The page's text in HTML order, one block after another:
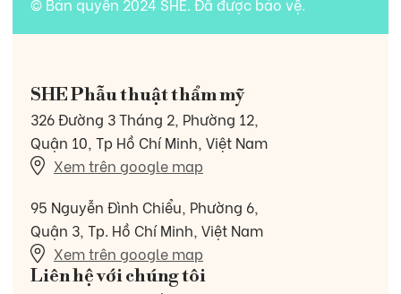
© Bản quyền 2024 SHE. Đã được bảo vệ.
SHE Phẫu thuật thẩm mỹ
326 Đường 3 Tháng 2, Phường 12,
Quận 10, Tp Hồ Chí Minh, Việt Nam
Xem trên google map
95 Nguyễn Đình Chiểu, Phường 6,
Quận 3, Tp. Hồ Chí Minh, Việt Nam
Xem trên google map
Liên hệ với chúng tôi